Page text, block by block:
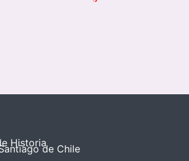
Historiade Chile